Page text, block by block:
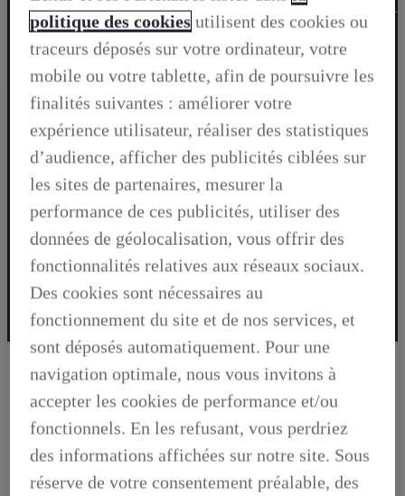
Le compact premium qui s’adapte à votre style
de vie.
A PARTIR DE 35 800 €
Découvrez le Lexus LBX dès 299€/mois
Configurez-le LBX
Le crossover urbain avec l’agilité d’une
compacte.
A PARTIR DE 45 000 €
Découvrez le Lexus UX dès 399€/mois
Configurez-le UX
Le SUV qui allie design affirmé et innovation.
A PARTIR DE 58 500 €
Découvrez le Lexus NX dès 699€/mois
Configurez-le NX
Spacieux, raffiné, puissant. Découvrez notre
premier SUV 100% électrique.
A PARTIR DE 61 000 €
Découvrez le Lexus RZ dès 699€/mois
Configurez-le RZ
Le SUV qui allie prestance et performances.
A PARTIR DE 93 000 €
Découvrez le Lexus RX dès 999€/mois
Configurez-le RX
La berline qui allie technologie et élégance.
A PARTIR DE 67 200 €
Découvrez la Nouvelle Lexus ES dès 899€/mois
Réservez votre ES
Le véhicule premium qui redéfinit le voyage
d’affaires.
A PARTIR DE 131 000 €
Découvrez le Lexus LM
Configurez-le LM
LBX UX NX RZ​ RX
Réservez votre essai
politique des cookies utilisent des cookies ou
traceurs déposés sur votre ordinateur, votre
mobile ou votre tablette, afin de poursuivre les
finalités suivantes : améliorer votre
expérience utilisateur, réaliser des statistiques
d’audience, afficher des publicités ciblées sur
les sites de partenaires, mesurer la
performance de ces publicités, utiliser des
données de géolocalisation, vous offrir des
fonctionnalités relatives aux réseaux sociaux.
Des cookies sont nécessaires au
fonctionnement du site et de nos services, et
sont déposés automatiquement. Pour une
navigation optimale, nous vous invitons à
accepter les cookies de performance et/ou
fonctionnels. En les refusant, vous perdriez
des informations affichées sur notre site. Sous
réserve de votre consentement préalable, des